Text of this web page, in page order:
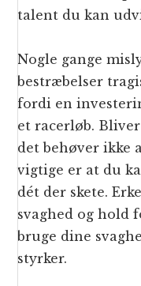
talent du kan
Nogle gange
bestræbelser
fordi en
et racerløb.
det behøver ikke
vigtige er at du
dét der skete.
svaghed og hold
bruge dine
styrker.